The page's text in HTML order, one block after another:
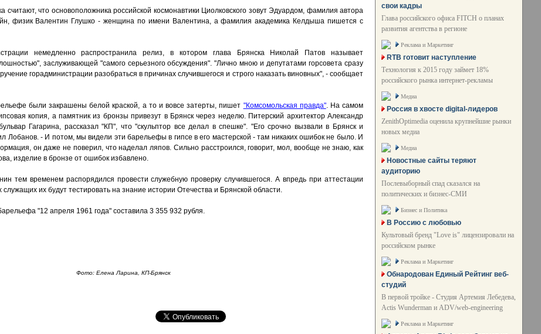
считают, что основоположника российской космонавтики Циолковского зовут Эдуардом, фамилия автора
физик Валентин Глушко - женщина по имени Валентина, а фамилия академика Келдыша пишется с
немедленно распространила релиз, в котором глава Брянска Николай Патов называет
заслуживающей "самого серьезного обсуждения". "Лично мною и депутатами горсовета сразу
горадминистрации разобраться в причинах случившегося и строго наказать виновных", - сообщает
были закрашены белой краской, а то и вовсе затерты, пишет "Комсомольская правда". На самом
копия, а памятник из бронзы привезут в Брянск через неделю. Питерский архитектор Александр
Гагарина, рассказал "КП", что "скульптор все делал в спешке". "Его срочно вызвали в Брянск и
Лобанов. - И потом, мы видели эти барельефы в гипсе в его мастерской - там никаких ошибок не было. И
он даже не поверил, что наделал ляпов. Сильно расстроился, говорит, мол, вообще не знаю, как
изделие в бронзе от ошибок избавлено.
тем временем распорядился провести служебную проверку случившегося. А впредь при аттестации
их будут тестировать на знание истории Отечества и Брянской области.
"12 апреля 1961 года" составила 3 355 932 рубля.
Фото: Елена Ларина, КП-Брянск
свои кадры
Глава российского офиса FITCH о планах
развития агентства в регионе
Реклама и Маркетинг
RTB готовит наступление
Технология к 2015 году займет 18%
российского рынка интернет-рекламы
Медиа
Россия в хвосте digital-лидеров
ZenithOptimedia оценила крупнейшие рынки
новых медиа
Медиа
Новостные сайты теряют
аудиторию
Послевыборный спад сказался на
политических и бизнес-СМИ
Бизнес и Политика
В Россию с любовью
Культовый бренд "Love is" лицензировали на
российском рынке
Реклама и Маркетинг
Обнародован Единый Рейтинг веб-
студий
В первой тройке - Студия Артемия Лебедева,
Actis Wunderman и ADV/web-engineering
Реклама и Маркетинг